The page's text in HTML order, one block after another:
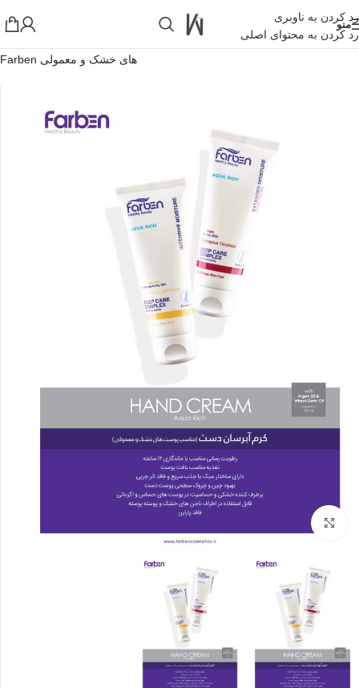
رد کردن به ناوبری
رد کردن به محتوای اصلی
منو
خانه»فروشگاه اینترنتی واکارنا
های خشک و معمولی Farben
بزرگنمایی تصویر